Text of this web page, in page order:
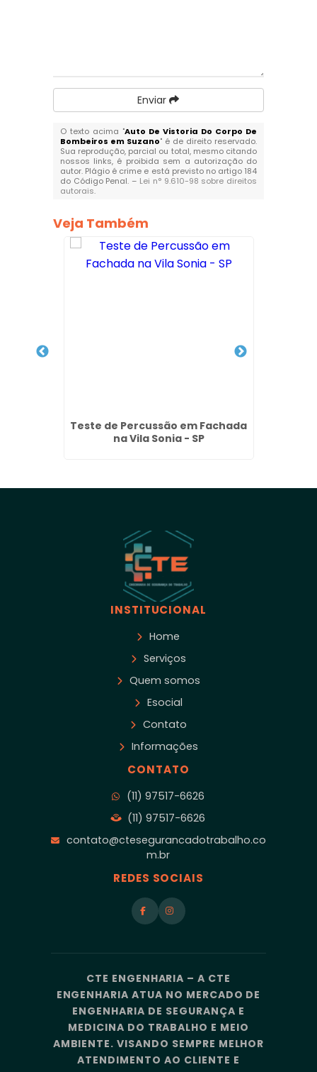
Enviar
O texto acima "Auto De Vistoria Do Corpo De
Bombeiros em Suzano" é de direito reservado.
Sua reprodução, parcial ou total, mesmo citando
nossos links, é proibida sem a autorização do
autor. Plágio é crime e está previsto no artigo 184
do Código Penal. – Lei n° 9.610-98 sobre direitos
autorais.
Veja Também
Teste de Percussão em Fachada
na Vila Sonia - SP
INSTITUCIONAL
Home
Serviços
Quem somos
Esocial
Contato
Informações
CONTATO
(11) 97517-6626
(11) 97517-6626
contato@ctesegurancadotrabalho.co
m.br
REDES SOCIAIS
CTE ENGENHARIA – A CTE
ENGENHARIA ATUA NO MERCADO DE
ENGENHARIA DE SEGURANÇA E
MEDICINA DO TRABALHO E MEIO
AMBIENTE. VISANDO SEMPRE MELHOR
ATENDIMENTO AO CLIENTE E